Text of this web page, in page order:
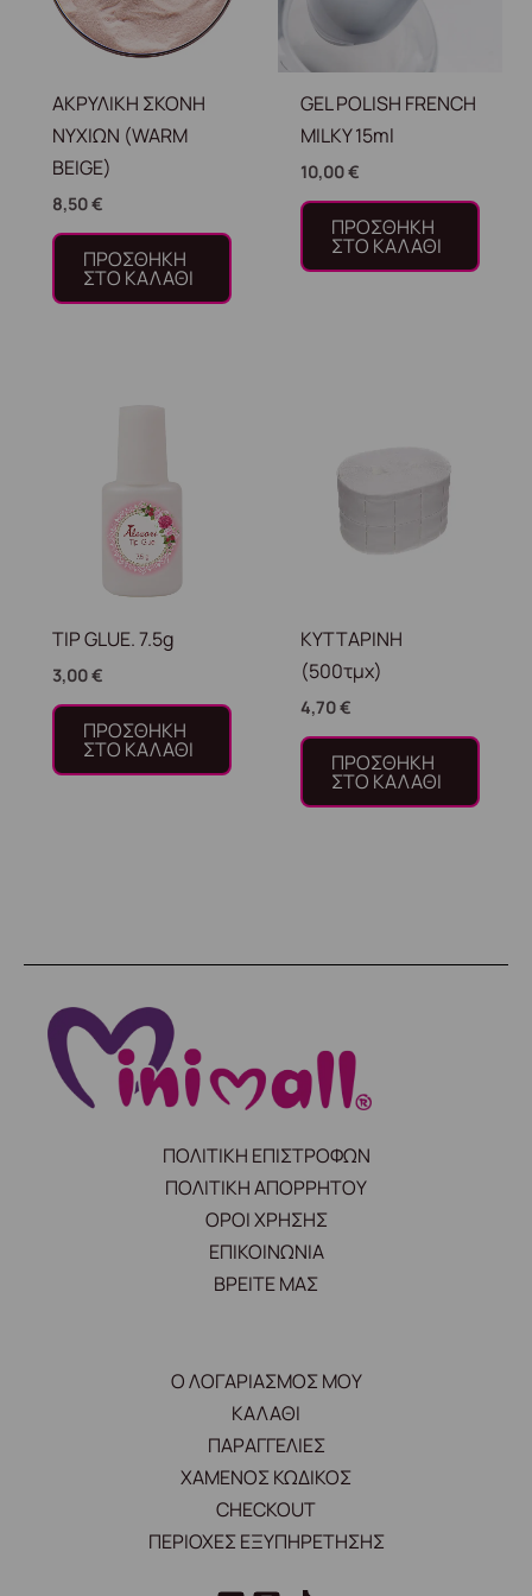
ΑΚΡΥΛΙΚΗ ΣΚΟΝΗ
ΝΥΧΙΩΝ (WARM
BEIGE)
8,50€
ΠΡΟΣΘΉΚΗ
ΣΤΟ ΚΑΛΆΘΙ
GEL POLISH FRENCH
MILKY 15ml
10,00€
ΠΡΟΣΘΉΚΗ
ΣΤΟ ΚΑΛΆΘΙ
TIP GLUE. 7.5g
3,00€
ΠΡΟΣΘΉΚΗ
ΣΤΟ ΚΑΛΆΘΙ
ΚΥΤΤΑΡΙΝΗ
(500τμχ)
4,70€
ΠΡΟΣΘΉΚΗ
ΣΤΟ ΚΑΛΆΘΙ
ΠΟΛΙΤΙΚΗ ΕΠΙΣΤΡΟΦΩΝ
ΠΟΛΙΤΙΚΗ ΑΠΟΡΡΗΤΟΥ
ΟΡΟΙ ΧΡΗΣΗΣ
ΕΠΙΚΟΙΝΩΝΙΑ
ΒΡΕΙΤΕ ΜΑΣ
Ο ΛΟΓΑΡΙΑΣΜΟΣ ΜΟΥ
ΚΑΛΑΘΙ
ΠΑΡΑΓΓΕΛΙΕΣ
ΧΑΜΕΝΟΣ ΚΩΔΙΚΟΣ
CHECKOUT
ΠΕΡΙΟΧΕΣ ΕΞΥΠΗΡΕΤΗΣΗΣ